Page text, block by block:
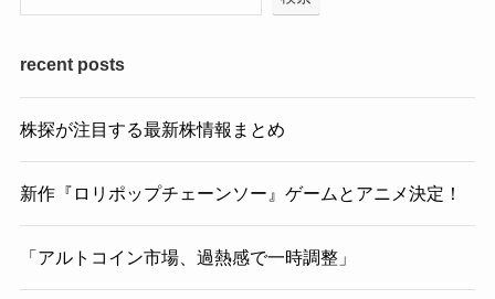
recent posts
株探が注目する最新株情報まとめ
新作『ロリポップチェーンソー』ゲームとアニメ決定！
「アルトコイン市場、過熱感で一時調整」